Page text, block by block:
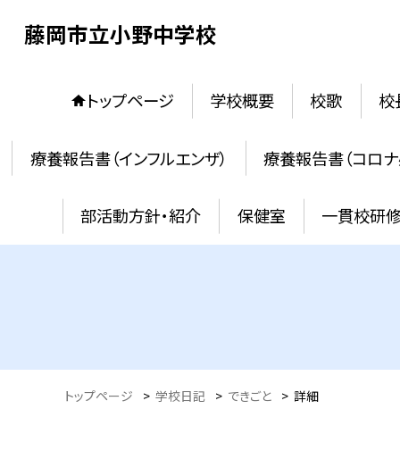
藤岡市立小野中学校
トップページ 学校概要 校歌 校
療養報告書（インフルエンザ） 療養報告書（コロ
部活動方針・紹介 保健室 一貫校研
トップページ > 学校日記 > できごと > 詳細